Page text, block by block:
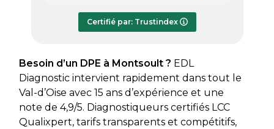
Le rapport de diagnostic m’a été
transmis dès le lundi soir, ce qui est
recommande sans hésiter.
Certifié par: Trustindex
Besoin d’un DPE à Montsoult ? EDL
Diagnostic intervient rapidement dans tout le
Val-d’Oise avec 15 ans d’expérience et une
note de 4,9/5. Diagnostiqueurs certifiés LCC
Qualixpert, tarifs transparents et compétitifs,